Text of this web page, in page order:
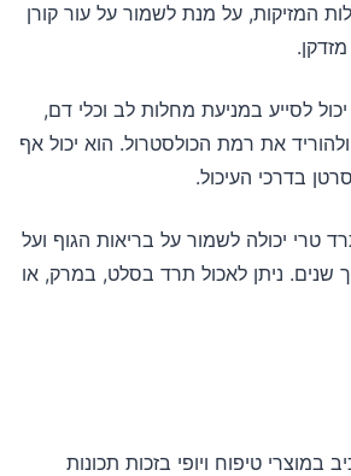
המזיקות, על מנת לשמור על עור קורן
יכול לסייע במניעת מחלות לב וכלי דם,
את רמת הכולסטרול. הוא יכול אף
בדרכי העיכול.
טרי יכולה לשמור על בריאות הגוף ועל
שנים. ניתן לאכול תרד בסלט, במרק, או
טיפוח ויופי בזכות תכונות